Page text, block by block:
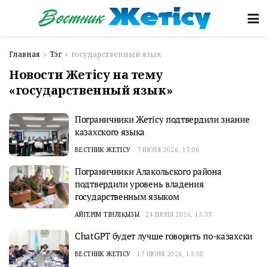
Главная Тэг государственный язык
Новости Жетісу на тему
«государственный язык»
Пограничники Жетісу подтвердили знание
казахского языка
ВЕСТНИК ЖЕТІСУ 7 ИЮЛЯ 2026, 17:06
Пограничники Алакольского района
подтвердили уровень владения
государственным языком
АЙГЕРІМ ТІНӘЛІҚЫЗЫ 24 ИЮНЯ 2026, 13:33
ChatGPT будет лучше говорить по-казахски
ВЕСТНИК ЖЕТІСУ 17 ИЮНЯ 2026, 13:50